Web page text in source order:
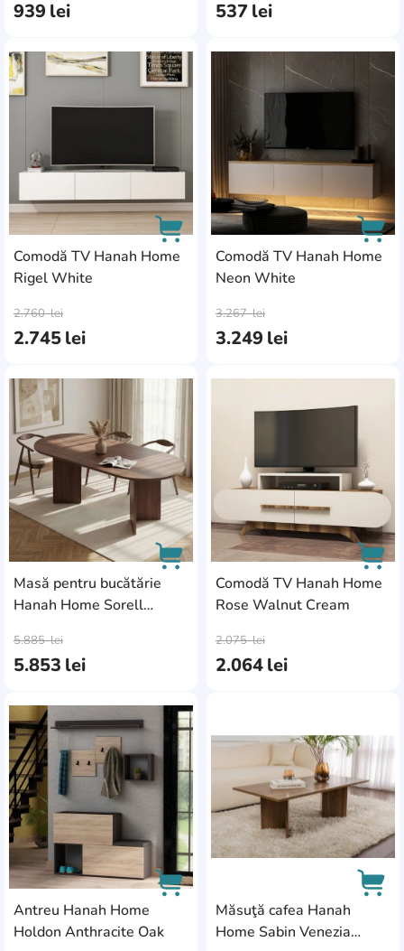
939 lei 537lei
Comodă TV Hanah Home
Rigel White
2.745lei
2.760lei
AddCardToFavourite
Comodă TV Hanah Home
Neon White
3.249 lei
3.267lei
Masă pentru bucătărie
Hanah Home Sorell
5.853 lei
5.885lei
Comodă TV Hanah Home
Rose Walnut Cream
2.064lei
2.075lei
Antreu Hanah Home
Holdon Anthracite Oak
AddCardToFavourite
Măsuţă cafea Hanah
Home Sabin Venezia